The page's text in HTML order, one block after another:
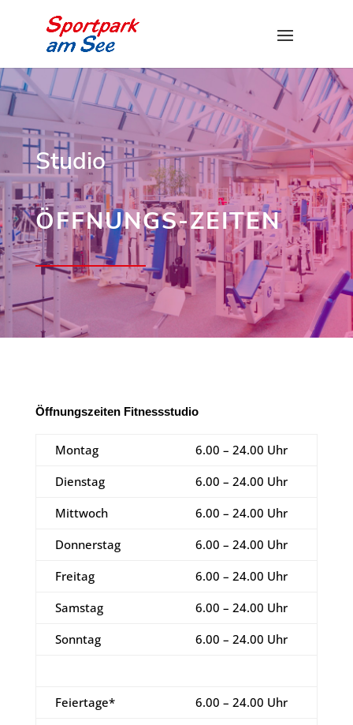
Studio
ÖFFNUNGS-ZEITEN
Öffnungszeiten Fitnessstudio
Montag
6.00 – 24.00 Uhr
Dienstag
6.00 – 24.00 Uhr
Mittwoch
6.00 – 24.00 Uhr
Donnerstag
6.00 – 24.00 Uhr
Freitag
6.00 – 24.00 Uhr
Samstag
6.00 – 24.00 Uhr
Sonntag
6.00 – 24.00 Uhr
Feiertage*
6.00 – 24.00 Uhr